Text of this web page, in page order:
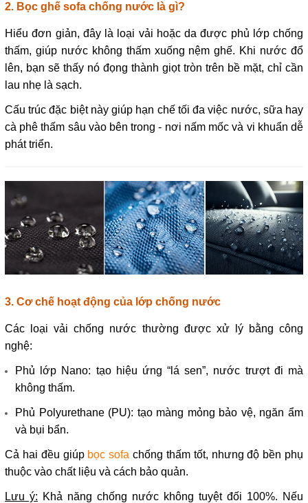
2. Bọc ghế sofa chống nước là gì?
Hiểu đơn giản, đây là loại vải hoặc da được phủ lớp chống
thấm, giúp nước không thấm xuống nệm ghế. Khi nước đổ
lên, bạn sẽ thấy nó đọng thành giọt tròn trên bề mặt, chỉ cần
lau nhẹ là sạch.
Cấu trúc đặc biệt này giúp hạn chế tối đa việc nước, sữa hay
cà phê thấm sâu vào bên trong - nơi nấm mốc và vi khuẩn dễ
phát triển.
3. Cơ chế hoạt động của lớp chống nước
Các loại vải chống nước thường được xử lý bằng công
nghệ:
Phủ lớp Nano: tạo hiệu ứng “lá sen”, nước trượt đi mà
không thấm.
Phủ Polyurethane (PU): tạo màng mỏng bảo vệ, ngăn ẩm
và bụi bẩn.
Cả hai đều giúp bọc sofa chống thấm tốt, nhưng độ bền phụ
thuộc vào chất liệu và cách bảo quản.
Lưu ý: Khả năng chống nước không tuyệt đối 100%. Nếu